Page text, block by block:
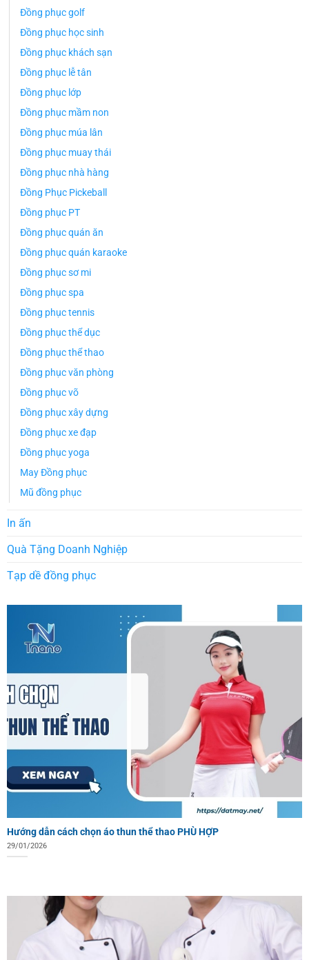
Đồng phục golf
Đồng phục học sinh
Đồng phục khách sạn
Đồng phục lễ tân
Đồng phục lớp
Đồng phục mầm non
Đồng phục múa lân
Đồng phục muay thái
Đồng phục nhà hàng
Đồng Phục Pickeball
Đồng phục PT
Đồng phục quán ăn
Đồng phục quán karaoke
Đồng phục sơ mi
Đồng phục spa
Đồng phục tennis
Đồng phục thể dục
Đồng phục thể thao
Đồng phục văn phòng
Đồng phục võ
Đồng phục xây dựng
Đồng phục xe đạp
Đồng phục yoga
May Đồng phục
Mũ đồng phục
In ấn
Quà Tặng Doanh Nghiệp
Tạp dề đồng phục
Hướng dẫn cách chọn áo thun thể thao PHÙ HỢP
29/01/2026